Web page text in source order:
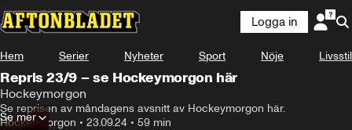
Logga in
Hem Serier Nyheter Sport Nöje Livsstil
Repris 23/9 – se Hockeymorgon här
Hockeymorgon
Se reprisen av måndagens avsnitt av Hockeymorgon här.
Hockeymorgon • 23.09.24 • 59 min
Se mer